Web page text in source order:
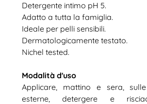
Detergente intimo pH 5.
Adatto a tutta la famiglia.
Ideale per pelli sensibili.
Dermatologicamente testato.
Nichel tested.
Modalità d'uso
Applicare, mattino e sera,
esterne, detergere e